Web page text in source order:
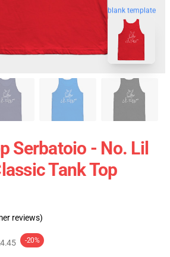
blank template
Serbatoio - No. Lil
Tank Top
reviews)
-20%